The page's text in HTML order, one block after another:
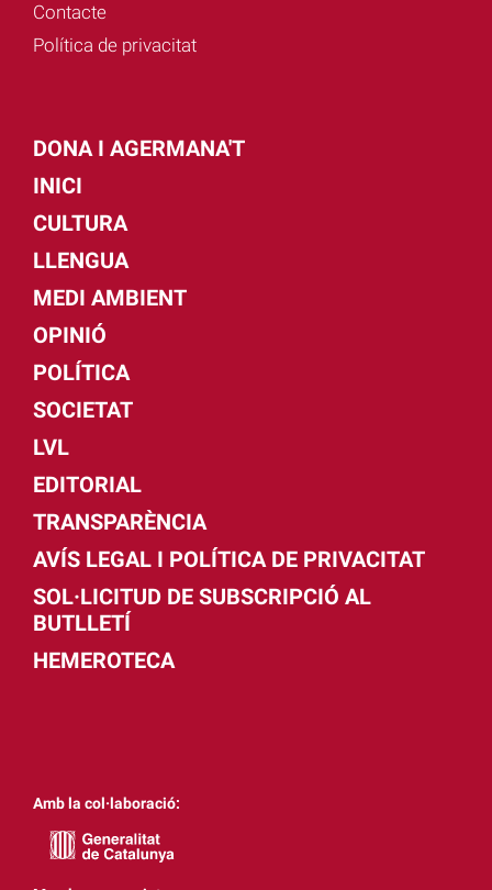
Contacte
Política de privacitat
DONA I AGERMANA'T
INICI
CULTURA
LLENGUA
MEDI AMBIENT
OPINIÓ
POLÍTICA
SOCIETAT
LVL
EDITORIAL
TRANSPARÈNCIA
AVÍS LEGAL I POLÍTICA DE PRIVACITAT
SOL·LICITUD DE SUBSCRIPCIÓ AL
BUTLLETÍ
HEMEROTECA
Amb la col·laboració: